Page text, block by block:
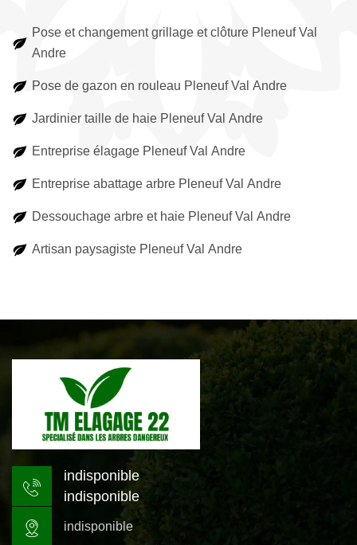
Pose et changement grillage et clôture Pleneuf Val
Andre
Pose de gazon en rouleau Pleneuf Val Andre
Jardinier taille de haie Pleneuf Val Andre
Entreprise élagage Pleneuf Val Andre
Entreprise abattage arbre Pleneuf Val Andre
Dessouchage arbre et haie Pleneuf Val Andre
Artisan paysagiste Pleneuf Val Andre
indisponible
indisponible
indisponible